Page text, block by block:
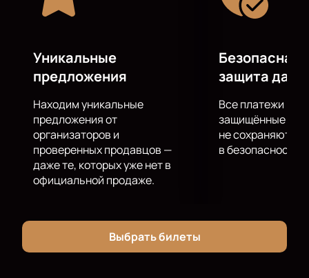
Уникальные
предложения
Находим уникальные
предложения от
организаторов и
проверенных продавцов —
даже те, которых уже нет в
официальной продаже.
Безопасная
защита
Все платежи
защищённые
не сохраняются
в безопасности.
Выбрать билеты